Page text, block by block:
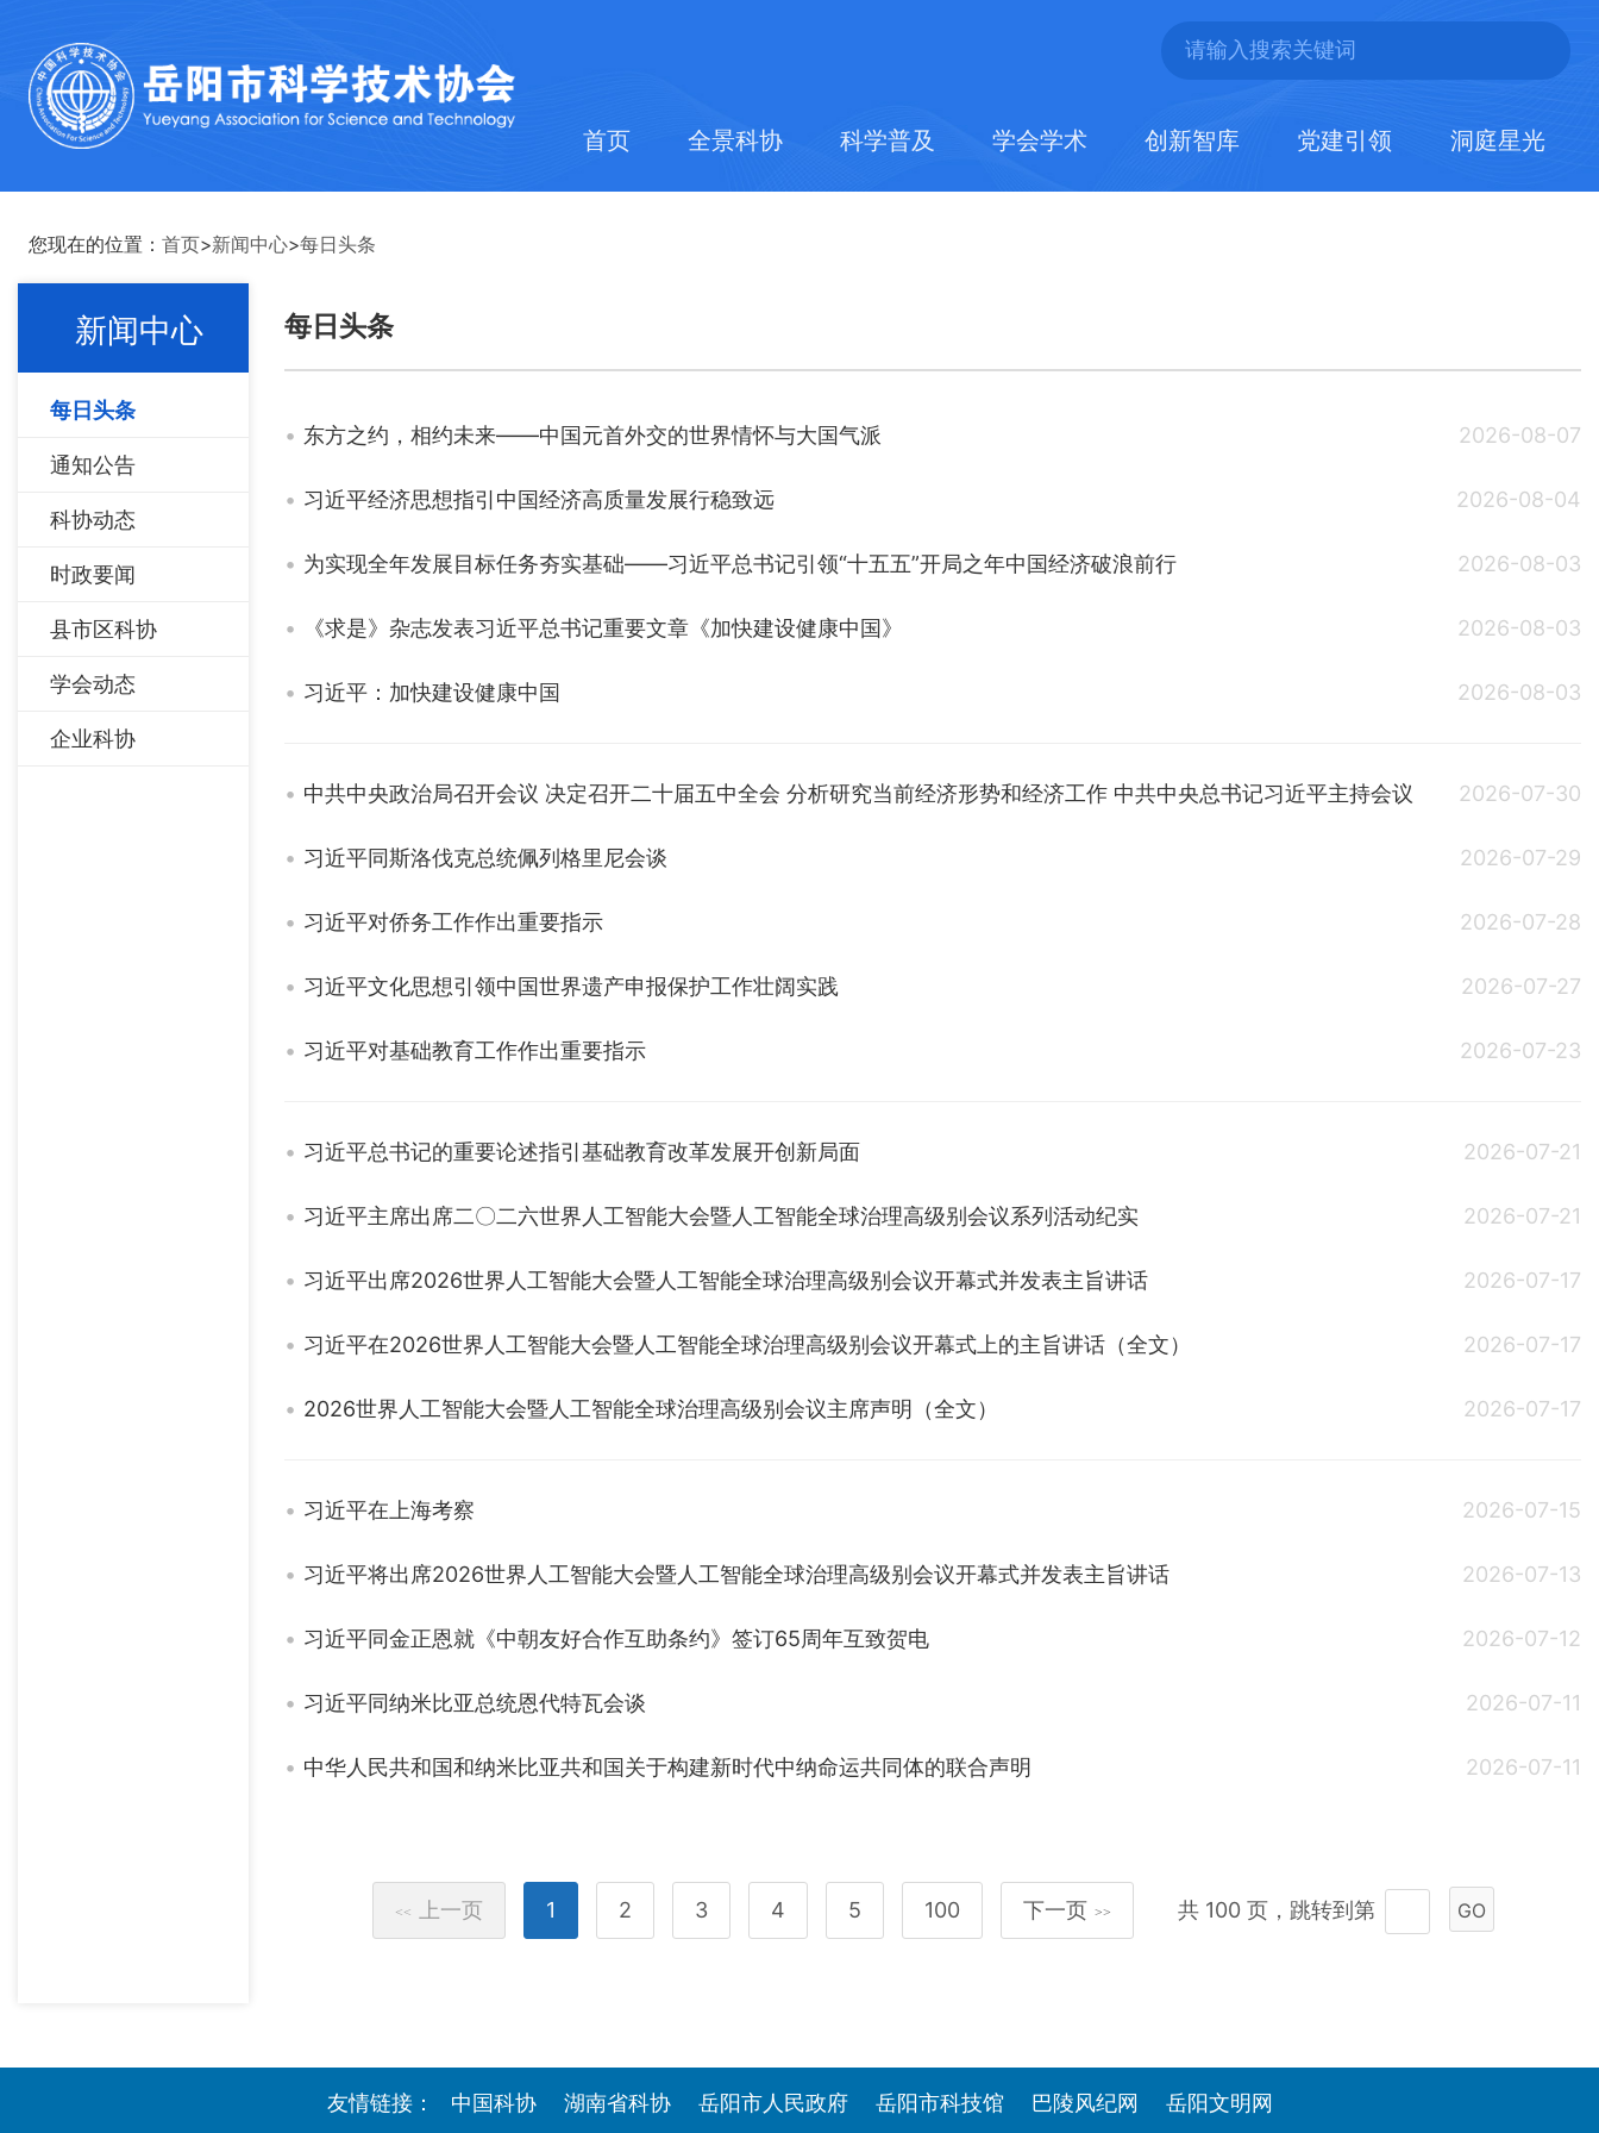
首页 全景科协 科学普及 学会学术 创新智库 党建引领 洞庭星光
您现在的位置： 首页>新闻中心>每日头条
新闻中心
每日头条
通知公告
科协动态
时政要闻
县市区科协
学会动态
企业科协
每日头条
东方之约，相约未来——中国元首外交的世界情怀与大国气派 2026-08-07
习近平经济思想指引中国经济高质量发展行稳致远 2026-08-04
为实现全年发展目标任务夯实基础——习近平总书记引领“十五五”开局之年中国经济破浪前行 2026-08-03
《求是》杂志发表习近平总书记重要文章《加快建设健康中国》 2026-08-03
习近平：加快建设健康中国 2026-08-03
中共中央政治局召开会议 决定召开二十届五中全会 分析研究当前经济形势和经济工作 中共中央总书记习近平主持会议 2026-07-30
习近平同斯洛伐克总统佩列格里尼会谈 2026-07-29
习近平对侨务工作作出重要指示 2026-07-28
习近平文化思想引领中国世界遗产申报保护工作壮阔实践 2026-07-27
习近平对基础教育工作作出重要指示 2026-07-23
习近平总书记的重要论述指引基础教育改革发展开创新局面 2026-07-21
习近平主席出席二〇二六世界人工智能大会暨人工智能全球治理高级别会议系列活动纪实 2026-07-21
习近平出席2026世界人工智能大会暨人工智能全球治理高级别会议开幕式并发表主旨讲话 2026-07-17
习近平在2026世界人工智能大会暨人工智能全球治理高级别会议开幕式上的主旨讲话（全文） 2026-07-17
2026世界人工智能大会暨人工智能全球治理高级别会议主席声明（全文） 2026-07-17
习近平在上海考察 2026-07-15
习近平将出席2026世界人工智能大会暨人工智能全球治理高级别会议开幕式并发表主旨讲话 2026-07-13
习近平同金正恩就《中朝友好合作互助条约》签订65周年互致贺电 2026-07-12
习近平同纳米比亚总统恩代特瓦会谈 2026-07-11
中华人民共和国和纳米比亚共和国关于构建新时代中纳命运共同体的联合声明 2026-07-11
<< 上一页 1 2 3 4 5 100 下一页 >> 共 100 页，跳转到第 GO
友情链接： 中国科协 湖南省科协 岳阳市人民政府 岳阳市科技馆 巴陵风纪网 岳阳文明网